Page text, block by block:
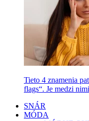
Tieto 4 znamenia
flags“. Je medzi
SNÁR
MÓDA